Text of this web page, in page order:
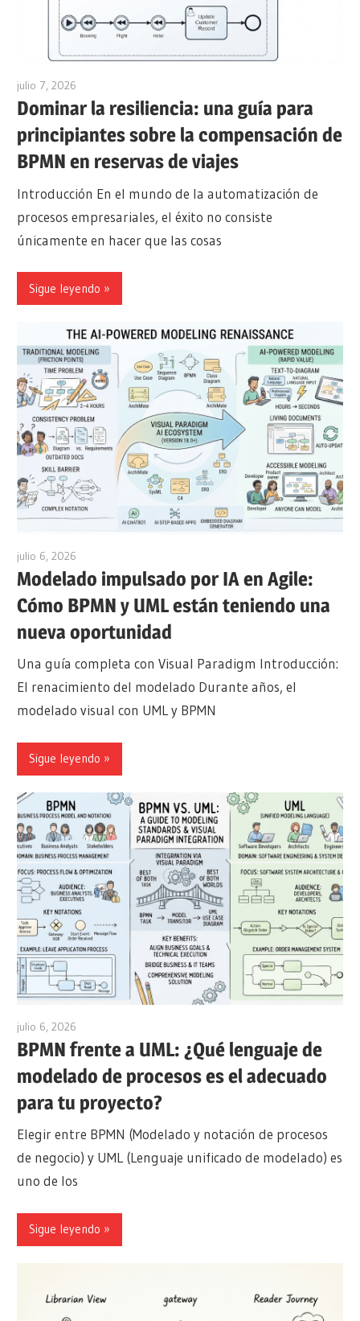
julio 7, 2026
Dominar la resiliencia: una guía para
principiantes sobre la compensación de
BPMN en reservas de viajes
Introducción En el mundo de la automatización de
procesos empresariales, el éxito no consiste
únicamente en hacer que las cosas
Sigue leyendo
julio 6, 2026
Modelado impulsado por IA en Agile:
Cómo BPMN y UML están teniendo una
nueva oportunidad
Una guía completa con Visual Paradigm Introducción:
El renacimiento del modelado Durante años, el
modelado visual con UML y BPMN
Sigue leyendo
julio 6, 2026
BPMN frente a UML: ¿Qué lenguaje de
modelado de procesos es el adecuado
para tu proyecto?
Elegir entre BPMN (Modelado y notación de procesos
de negocio) y UML (Lenguaje unificado de modelado) es
uno de los
Sigue leyendo